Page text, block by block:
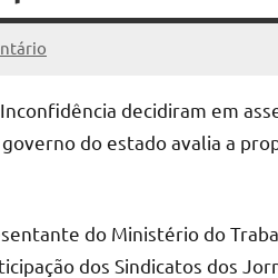
decidiram em
do estado avalia a
do Ministério do
dos Sindicatos dos